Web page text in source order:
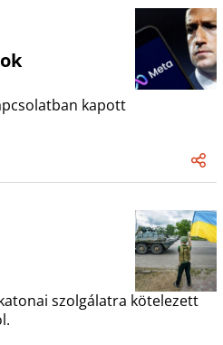
kapott
szolgálatra kötelezett